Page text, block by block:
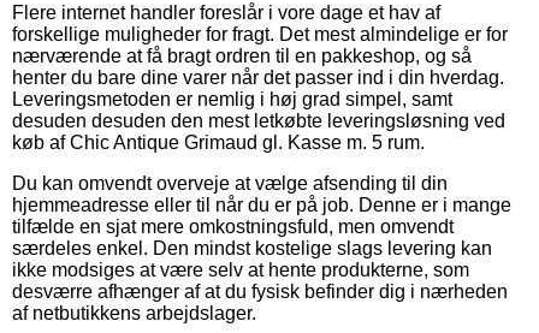
Flere internet handler foreslår i vore dage et hav af
forskellige muligheder for fragt. Det mest almindelige er for
nærværende at få bragt ordren til en pakkeshop, og så
henter du bare dine varer når det passer ind i din hverdag.
Leveringsmetoden er nemlig i høj grad simpel, samt
desuden desuden den mest letkøbte leveringsløsning ved
køb af Chic Antique Grimaud gl. Kasse m. 5 rum.
Du kan omvendt overveje at vælge afsending til din
hjemmeadresse eller til når du er på job. Denne er i mange
tilfælde en sjat mere omkostningsfuld, men omvendt
særdeles enkel. Den mindst kostelige slags levering kan
ikke modsiges at være selv at hente produkterne, som
desværre afhænger af at du fysisk befinder dig i nærheden
af netbutikkens arbejdslager.